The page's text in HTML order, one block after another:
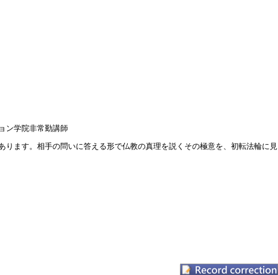
ン学院非常勤講師
ります。相手の問いに答える形で仏教の真理を説くその極意を、初転法輪に見